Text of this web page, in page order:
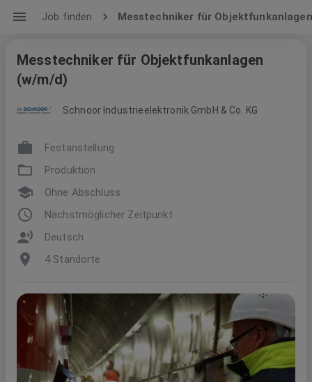
Job finden Messtechniker für
Messtechniker für Objektfunkanlagen
(w/m/d)
Schnoor Industrieelektronik GmbH & Co. KG
Festanstellung
Produktion
Ohne Abschluss
Nächstmöglicher Zeitpunkt
Deutsch
4 Standorte